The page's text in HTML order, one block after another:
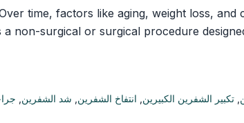
time, factors like aging, weight loss,
non-surgical or surgical procedure
,تكبير الشفرين الكبيرين انتفاخ الشفرين شد الشفرين